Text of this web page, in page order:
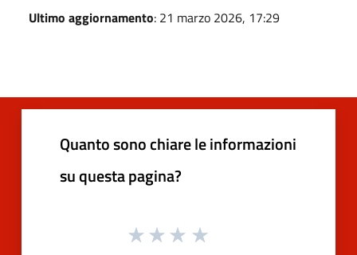
Ultimo aggiornamento: 21 marzo 2026, 17:29
Quanto sono chiare le informazioni
su questa pagina?